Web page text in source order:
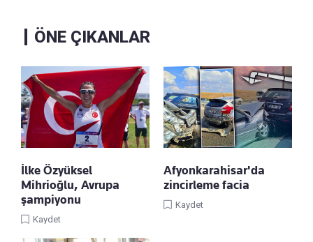
ÖNE ÇIKANLAR
İlke Özyüksel
Mihrioğlu, Avrupa
şampiyonu
Kaydet
Afyonkarahisar'da
zincirleme facia
Kaydet